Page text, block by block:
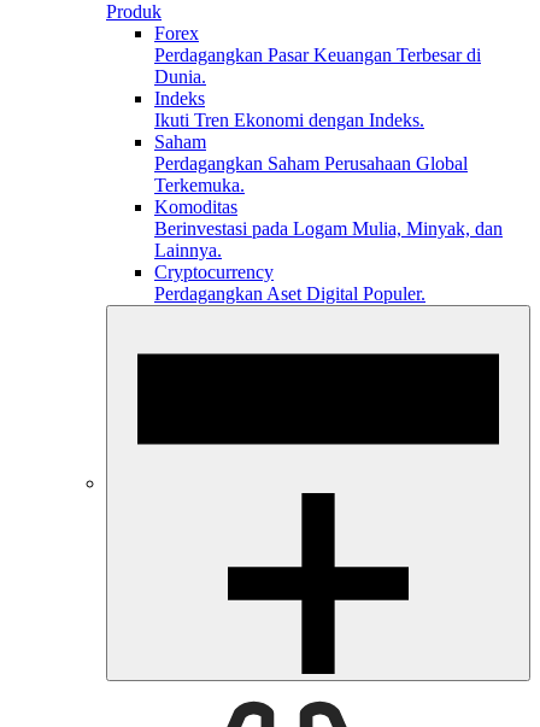
Produk
Forex
Perdagangkan Pasar Keuangan Terbesar di
Dunia.
Indeks
Ikuti Tren Ekonomi dengan Indeks.
Saham
Perdagangkan Saham Perusahaan Global
Terkemuka.
Komoditas
Berinvestasi pada Logam Mulia, Minyak, dan
Lainnya.
Cryptocurrency
Perdagangkan Aset Digital Populer.